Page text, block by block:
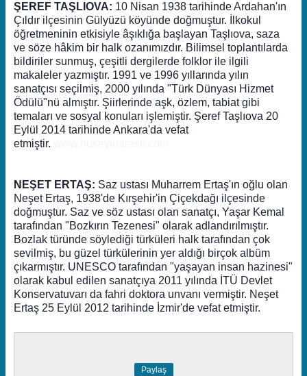
ŞEREF TAŞLIOVA: 10 Nisan 1938 tarihinde Ardahan'ın
Çıldır ilçesinin Gülyüzü köyünde doğmuştur. İlkokul
öğretmeninin etkisiyle âşıklığa başlayan Taşlıova, saza
ve söze hâkim bir halk ozanımızdır. Bilimsel toplantılarda
bildiriler sunmuş, çeşitli dergilerde folklor ile ilgili
makaleler yazmıştır. 1991 ve 1996 yıllarında yılın
sanatçısı seçilmiş, 2000 yılında "Türk Dünyası Hizmet
Ödülü"nü almıştır. Şiirlerinde aşk, özlem, tabiat gibi
temaları ve sosyal konuları işlemiştir. Şeref Taşlıova 20
Eylül 2014 tarihinde Ankara'da vefat
etmiştir.
NEŞET ERTAŞ: Saz ustası Muharrem Ertaş'ın oğlu olan
Neşet Ertaş, 1938'de Kırşehir'in Çiçekdağı ilçesinde
doğmuştur. Saz ve söz ustası olan sanatçı, Yaşar Kemal
tarafından "Bozkırın Tezenesi" olarak adlandırılmıştır.
Bozlak türünde söylediği türküleri halk tarafından çok
sevilmiş, bu güzel türkülerinin yer aldığı birçok albüm
çıkarmıştır. UNESCO tarafından "yaşayan insan hazinesi"
olarak kabul edilen sanatçıya 2011 yılında İTÜ Devlet
Konservatuvarı da fahri doktora unvanı vermiştir. Neşet
Ertaş 25 Eylül 2012 tarihinde İzmir'de vefat etmiştir.
Paylaş